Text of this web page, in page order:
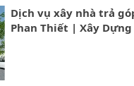
Dịch vụ xây nhà trả
Phan Thiết | Xây